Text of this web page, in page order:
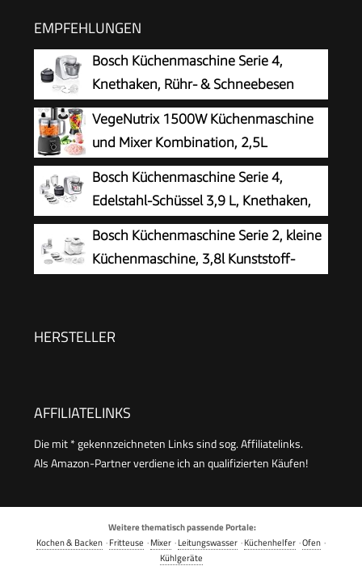
EMPFEHLUNGEN
Bosch Küchenmaschine Serie 4,
Knethaken, Rühr- & Schneebesen
Edelstahl, Edelstahlschüssel
spülmaschinenfest, 3D Rührsystem, weiß/silber,
MUM58200
VegeNutrix 1500W Küchenmaschine
und Mixer Kombination, 2,5L
Zerkleinerer für Fleisch, Gemüse und
Teig, 2L Standmixer mit Glasbehälter, 2
Geschwindigkeitsstufen&Pulsfunktion für
Smoothies, Saft usw.
Bosch Küchenmaschine Serie 4,
Edelstahl-Schüssel 3,9 L, Knethaken,
Schlag- und Rührbesen Edelstahl
spülmaschinenfest, Mixer 1,25 L,
Durchlaufschnitzler, 3 Scheiben, 1000 W, Weiß,
Bosch Küchenmaschine Serie 2, kleine
Küchenmaschine, 3,8l Kunststoff-
Knethaken/Rührbesen/Schlagbesen,
HERSTELLER
AFFILIATELINKS
Die mit * gekennzeichneten Links sind sog. Affiliatelinks.
Als Amazon-Partner verdiene ich an qualifizierten Käufen!
Weitere thematisch passende Portale:
Kochen & Backen ·Fritteuse ·Mixer ·Leitungswasser ·Küchenhelfer ·Ofen ·
Kühlgeräte